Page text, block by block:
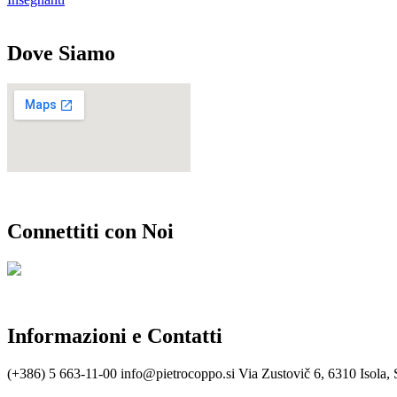
Dove Siamo
Connettiti con Noi
Informazioni e Contatti
(+386) 5 663-11-00 info@pietrocoppo.si Via Zustovič 6, 6310 Isola,